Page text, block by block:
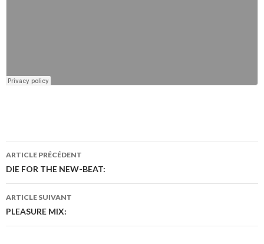
Navigation
des
articles
ARTICLE PRÉCÉDENT
DIE FOR THE NEW-BEAT:
ARTICLE SUIVANT
PLEASURE MIX: